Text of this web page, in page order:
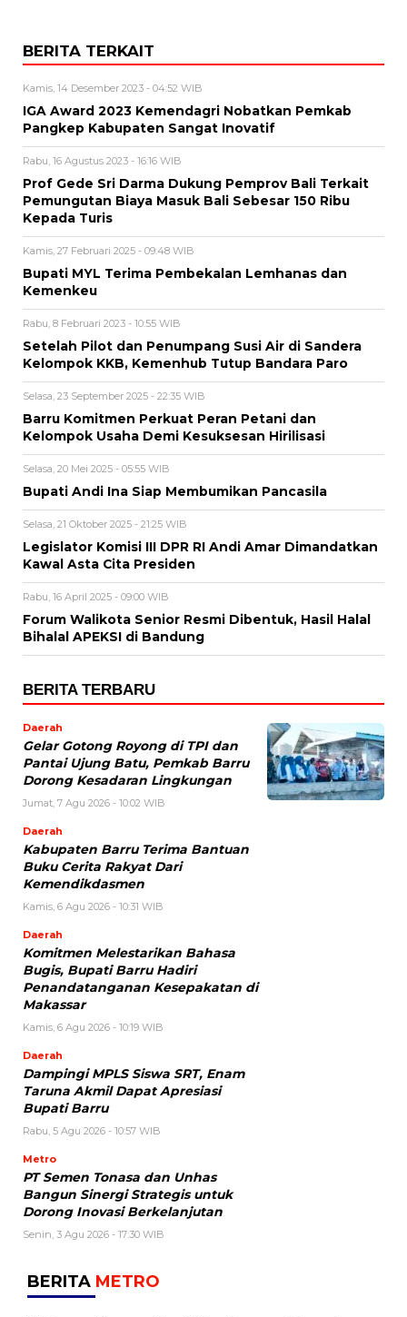
BERITA TERKAIT
Kamis, 14 Desember 2023 - 04:52 WIB
IGA Award 2023 Kemendagri Nobatkan Pemkab
Pangkep Kabupaten Sangat Inovatif
Rabu, 16 Agustus 2023 - 16:16 WIB
Prof Gede Sri Darma Dukung Pemprov Bali Terkait
Pemungutan Biaya Masuk Bali Sebesar 150 Ribu
Kepada Turis
Kamis, 27 Februari 2025 - 09:48 WIB
Bupati MYL Terima Pembekalan Lemhanas dan
Kemenkeu
Rabu, 8 Februari 2023 - 10:55 WIB
Setelah Pilot dan Penumpang Susi Air di Sandera
Kelompok KKB, Kemenhub Tutup Bandara Paro
Selasa, 23 September 2025 - 22:35 WIB
Barru Komitmen Perkuat Peran Petani dan
Kelompok Usaha Demi Kesuksesan Hirilisasi
Selasa, 20 Mei 2025 - 05:55 WIB
Bupati Andi Ina Siap Membumikan Pancasila
Selasa, 21 Oktober 2025 - 21:25 WIB
Legislator Komisi III DPR RI Andi Amar Dimandatkan
Kawal Asta Cita Presiden
Rabu, 16 April 2025 - 09:00 WIB
Forum Walikota Senior Resmi Dibentuk, Hasil Halal
Bihalal APEKSI di Bandung
BERITA TERBARU
Daerah
Gelar Gotong Royong di TPI dan
Pantai Ujung Batu, Pemkab Barru
Dorong Kesadaran Lingkungan
Jumat, 7 Agu 2026 - 10:02 WIB
Daerah
Kabupaten Barru Terima Bantuan
Buku Cerita Rakyat Dari
Kemendikdasmen
Kamis, 6 Agu 2026 - 10:31 WIB
Daerah
Komitmen Melestarikan Bahasa
Bugis, Bupati Barru Hadiri
Penandatanganan Kesepakatan di
Makassar
Kamis, 6 Agu 2026 - 10:19 WIB
Daerah
Dampingi MPLS Siswa SRT, Enam
Taruna Akmil Dapat Apresiasi
Bupati Barru
Rabu, 5 Agu 2026 - 10:57 WIB
Metro
PT Semen Tonasa dan Unhas
Bangun Sinergi Strategis untuk
Dorong Inovasi Berkelanjutan
Senin, 3 Agu 2026 - 17:30 WIB
BERITA METRO